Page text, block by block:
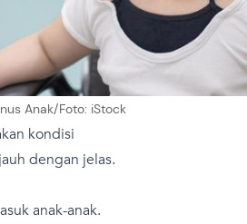
Anak/Foto: iStock
kondisi
dengan jelas.
anak-anak.